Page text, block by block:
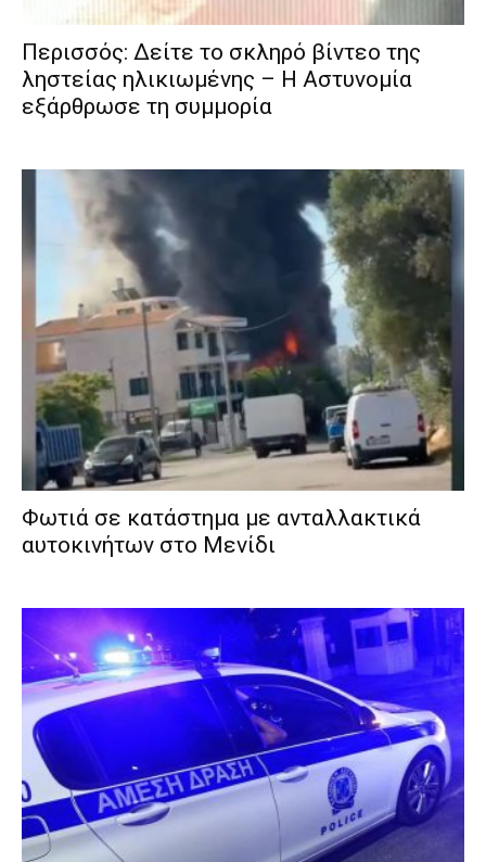
Περισσός: Δείτε το σκληρό βίντεο της
ληστείας ηλικιωμένης – Η Αστυνομία
εξάρθρωσε τη συμμορία
Φωτιά σε κατάστημα με ανταλλακτικά
αυτοκινήτων στο Μενίδι